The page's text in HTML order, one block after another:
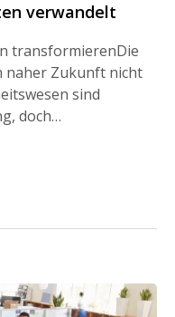
verwandelt
transformierenDie
naher Zukunft nicht
sind
doch…